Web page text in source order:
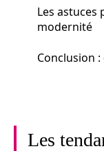
Les astuces
modernité
Conclusion :
Les